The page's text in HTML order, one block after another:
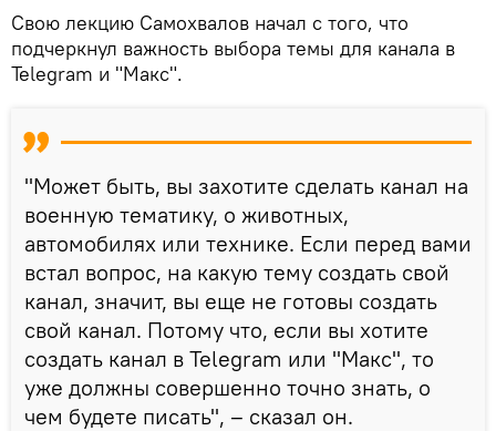
Свою лекцию Самохвалов начал с того, что
подчеркнул важность выбора темы для канала в
Telegram и "Макс".
"Может быть, вы захотите сделать канал на
военную тематику, о животных,
автомобилях или технике. Если перед вами
встал вопрос, на какую тему создать свой
канал, значит, вы еще не готовы создать
свой канал. Потому что, если вы хотите
создать канал в Telegram или "Макс", то
уже должны совершенно точно знать, о
чем будете писать", – сказал он.